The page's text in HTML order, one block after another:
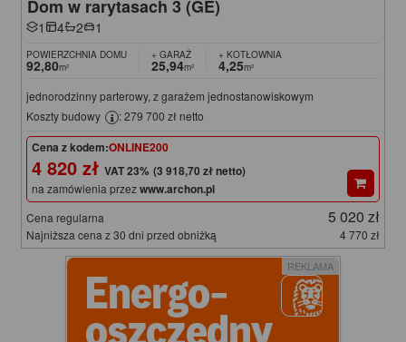
Dom w rarytasach 3 (GE)
1 4 2 1
POWIERZCHNIA DOMU
92,80m²
+ GARAŻ
25,94m²
+ KOTŁOWNIA
4,25m²
jednorodzinny parterowy, z garażem jednostanowiskowym
Koszty budowy
: 279 700 zł netto
Cena z kodem:ONLINE200
4 820 zł (3 918,70 zł netto)
na zamówienia przezwww.archon.pl
Cena regularna 5 020 zł
Najniższa cena z 30 dni przed obniżką 4 770 zł
REKLAMA